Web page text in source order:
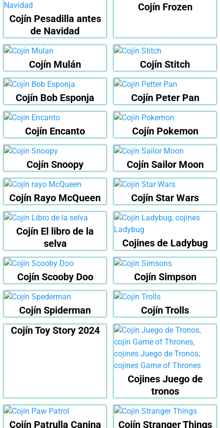
Cojín Pesadilla antes
de Navidad
Cojín Frozen
Cojín Mulán Cojín Stitch
Cojín Bob Esponja Cojín Peter Pan
Cojín Encanto Cojín Pokemon
Cojín Snoopy Cojín Sailor Moon
Cojín Rayo McQueen Cojín Star Wars
Cojín El libro de la
selva
Cojines de Ladybug
Cojín Scooby Doo Cojín Simpson
Cojín Spiderman
Cojín Trolls
Cojín Toy Story 2024
Cojines Juego de
tronos
Cojín Patrulla Canina Cojín Stranger Things